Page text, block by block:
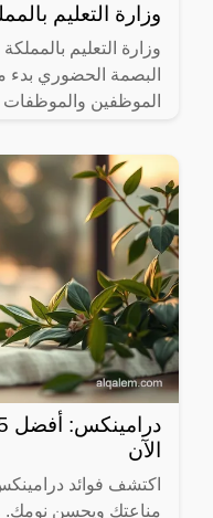
وزارة التعليم
وزارة التعليم
البصمة الحضوري بدء
الموظفين والموظفات
الآن
اكتشف فوائد
مناعتك ويحسن نومك.